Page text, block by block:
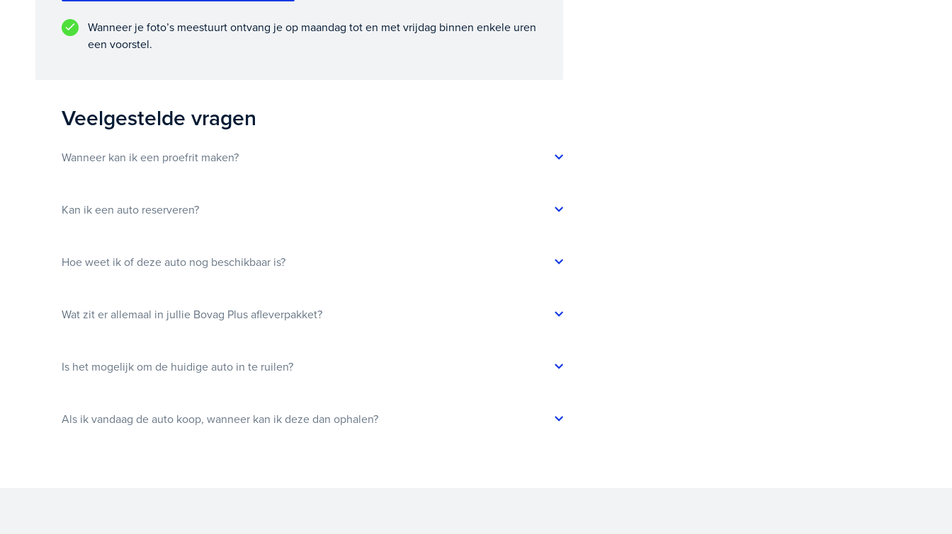
Wanneer je foto’s meestuurt ontvang je op maandag tot en met vrijdag binnen enkele uren
een voorstel.
Veelgestelde vragen
Wanneer kan ik een proefrit maken?
Kan ik een auto reserveren?
Hoe weet ik of deze auto nog beschikbaar is?
Wat zit er allemaal in jullie Bovag Plus afleverpakket?
Is het mogelijk om de huidige auto in te ruilen?
Als ik vandaag de auto koop, wanneer kan ik deze dan ophalen?